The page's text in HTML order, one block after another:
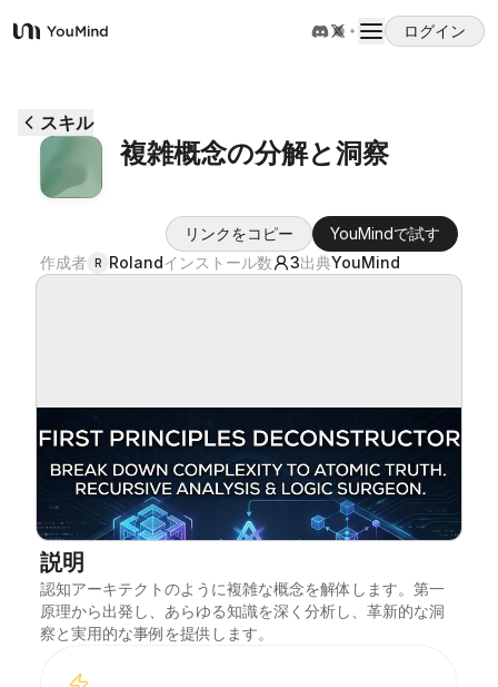
YouMind
ログイン
ユースケース
ダウンロード
ブログ
更新情報
スキル
複雑概念の分解と洞察
リンクをコピー
YouMindで試す
作成者 R Rolandインストール数 3出典YouMind
説明
認知アーキテクトのように複雑な概念を解体します。第一
原理から出発し、あらゆる知識を深く分析し、革新的な洞
察と実用的な事例を提供します。